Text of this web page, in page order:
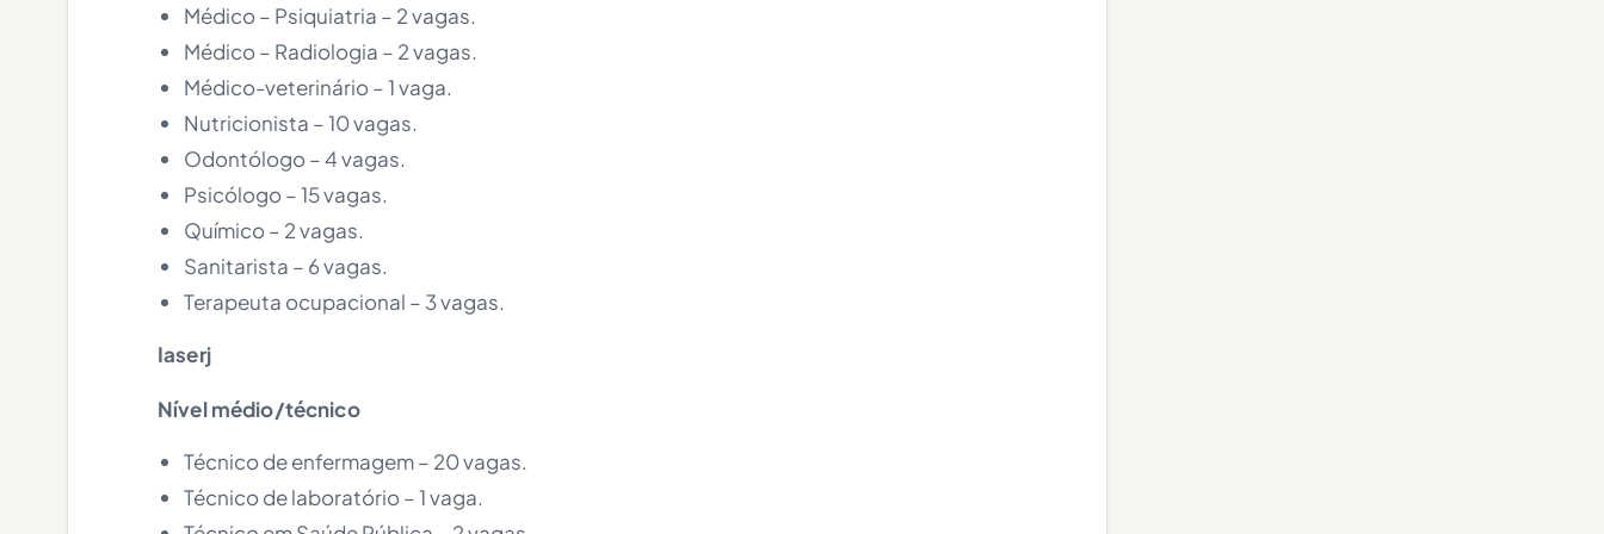
Médico – Psiquiatria – 2 vagas.
Médico – Radiologia – 2 vagas.
Médico-veterinário – 1 vaga.
Nutricionista – 10 vagas.
Odontólogo – 4 vagas.
Psicólogo – 15 vagas.
Químico – 2 vagas.
Sanitarista – 6 vagas.
Terapeuta ocupacional – 3 vagas.
Iaserj
Nível médio/técnico
Técnico de enfermagem – 20 vagas.
Técnico de laboratório – 1 vaga.